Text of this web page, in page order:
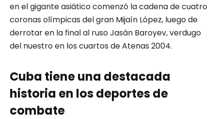
en el gigante asiático comenzó la cadena de cuatro
coronas olímpicas del gran Mijaín López, luego de
derrotar en la final al ruso Jasán Baroyev, verdugo
del nuestro en los cuartos de Atenas 2004.
Cuba tiene una destacada
historia en los deportes de
combate